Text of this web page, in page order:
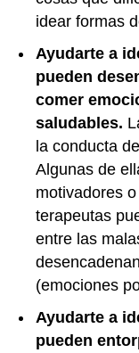
idear formas
Ayudarte a
pueden
comer
saludables.
la conducta
Algunas de
motivadores
terapeutas
entre las
(emociones
Ayudarte a
pueden